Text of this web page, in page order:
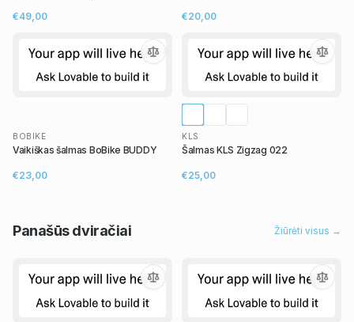
€49,00 €20,00
BOBIKE
Vaikiškas šalmas BoBike BUDDY
€23,00
KLS
Šalmas KLS Zigzag 022
€25,00
Panašūsdviračiai Žiūrėti visus →